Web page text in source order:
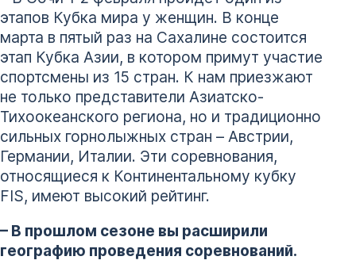
этапов Кубка мира у женщин. В конце
марта в пятый раз на Сахалине состоится
этап Кубка Азии, в котором примут участие
спортсмены из 15 стран. К нам приезжают
не только представители Азиатско-
Тихоокеанского региона, но и традиционно
сильных горнолыжных стран – Австрии,
Германии, Италии. Эти соревнования,
относящиеся к Континентальному кубку
FIS, имеют высокий рейтинг.
– В прошлом сезоне вы расширили
географию проведения соревнований.